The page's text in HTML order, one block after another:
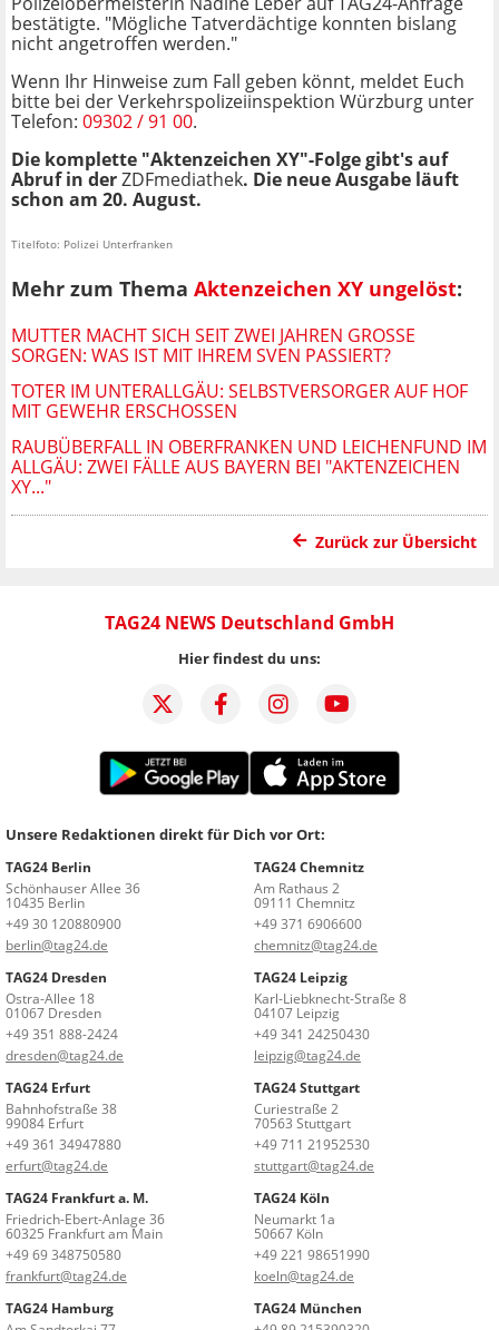
bestätigte. "Mögliche Tatverdächtige konnten bislang
nicht angetroffen werden."
Wenn Ihr Hinweise zum Fall geben könnt, meldet Euch
bitte bei der Verkehrspolizeiinspektion Würzburg unter
Telefon: 09302 / 91 00.
Die komplette "Aktenzeichen XY"-Folge gibt's auf
Abruf in derZDFmediathek. Die neue Ausgabe läuft
schon am 20. August.
Titelfoto: Polizei Unterfranken
Mehr zum Thema Aktenzeichen XY ungelöst:
MUTTER MACHT SICH SEIT ZWEI JAHREN GROSSE S
ORGEN: WAS IST MIT IHREM SVEN PASSIERT?
TOTER IM UNTERALLGÄU: SELBSTVERSORGER AUF HOF
MIT GEWEHR ERSCHOSSEN
RAUBÜBERFALL IN OBERFRANKEN UND LEICHENFUND IM
ALLGÄU: ZWEI FÄLLE AUS BAYERN BEI "AKTENZEICHEN
XY..."
Zurück zur Übersicht
TAG24 NEWS Deutschland GmbH
Hier findest du uns:
Unsere Redaktionen direkt für Dich vor Ort:
TAG24 Berlin
Schönhauser Allee 36
10435 Berlin
+49 30 120880900
berlin@tag24.de
TAG24 Chemnitz
Am Rathaus 2
09111 Chemnitz
+49 371 6906600
chemnitz@tag24.de
TAG24 Dresden
Ostra-Allee 18
01067 Dresden
+49 351 888-2424
dresden@tag24.de
TAG24 Leipzig
Karl-Liebknecht-Straße 8
04107 Leipzig
+49 341 24250430
leipzig@tag24.de
TAG24 Erfurt
Bahnhofstraße 38
99084 Erfurt
+49 361 34947880
erfurt@tag24.de
TAG24 Stuttgart
Curiestraße 2
70563 Stuttgart
+49 711 21952530
stuttgart@tag24.de
TAG24 Frankfurt a. M.
Friedrich-Ebert-Anlage 36
60325 Frankfurt am Main
+49 69 348750580
frankfurt@tag24.de
TAG24 Köln
Neumarkt 1a
50667 Köln
+49 221 98651990
koeln@tag24.de
TAG24 Hamburg
TAG24 München